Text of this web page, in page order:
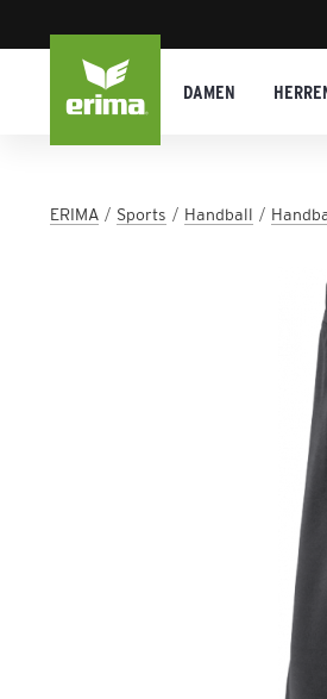
DAMEN
ERIMA Sports Handball